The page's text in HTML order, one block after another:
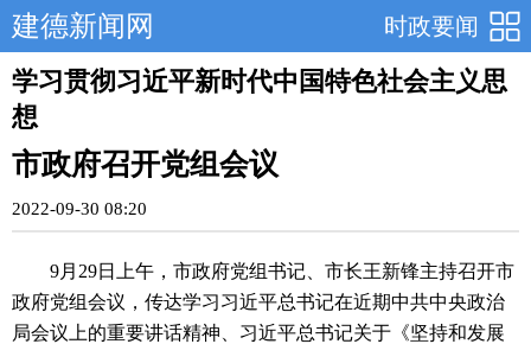
时政要闻
建德新闻网
学习贯彻习近平新时代中国特色社会主义思
想
市政府召开党组会议
2022-09-30 08:20
9月29日上午，市政府党组书记、市长王新锋主持召开市
政府党组会议，传达学习习近平总书记在近期中共中央政治
局会议上的重要讲话精神、习近平总书记关于《坚持和发展